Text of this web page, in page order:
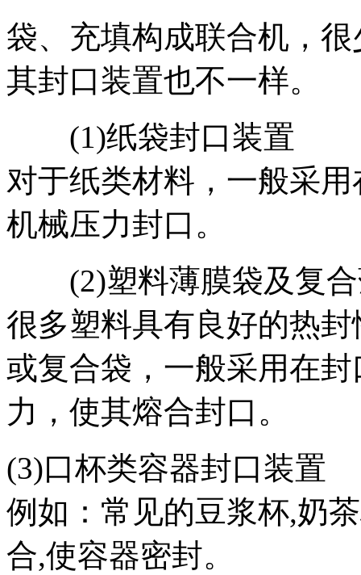
袋、充填构成联合机，
其封口装置也不一样。
(1)纸袋封口装置
对于纸类材料，一般采
机械压力封口。
(2)塑料薄膜袋及复合
很多塑料具有良好的热
或复合袋，一般采用在
力，使其熔合封口。
(3)口杯类容器封口装置
例如：常见的豆浆杯,奶
合,使容器密封。